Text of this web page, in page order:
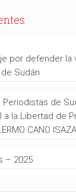
por defender la
Sudán
Periodistas de
a la Libertad de
CANO ISAZA
– 2025